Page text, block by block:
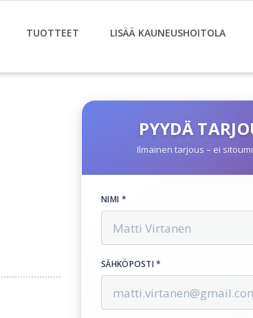
TUOTTEET LISÄÄ KAUNEUSHOITOLA
PYYDÄ
Ilmainen tarjous – ei
NIMI *
SÄHKÖPOSTI *